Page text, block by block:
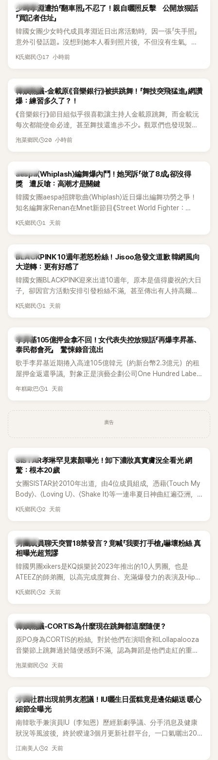
K-POP
少時孝淵遭拍「翻車照」不忍了！親自曬照反擊 公開放狠話
「買記者住址」
韓國女團少女時代成員孝淵近日出席活動時，因一張「失手照」
意外引發話題。沒想到她本人看到照片後，不但沒有生氣，反
而親自把照片放上IG限時動態開玩笑，甚至幽默喊話要「買記者
K氏鄉民 17 小時前
熱議討論
韓娛熱議-金載原《音樂銀行》被拱跳舞！「舞技突飛猛進」網讚
爆：練習多久了？！
《音樂銀行》節目組似乎很喜歡讓主持人金載原跳舞，而金載沅
每次都能使命必達，甚至舞技還進步不少。觀眾們也發現製作
單位對此樂此不疲。
泡菜鄉民 20 小時前
K-POP
aespa〈Whiplash〉編舞爆內鬥！她哭訴「做了8成」卻沒得
獎 遭反嗆：高潮才是關鍵
韓國女團aespa招牌歌曲〈Whiplash〉近日爆出編舞功勞之爭！
知名編舞家Renan在Mnet新節目《Street World Fighter：
Directors' War》預告中，公開談及自己在〈Whiplash〉編舞上的
K氏鄉民 1 天前
K-POP
BLACKPINK 10週年惹怒粉絲！Jisoo急發文道歉 韓網風向
大逆轉：更有好感了
韓國女團BLACKPINK迎來出道10週年，原本是值得慶祝的大日
子，卻因官方活動安排引發粉絲不滿，甚至傳出有人持高爾夫
球桿到YG娛樂大樓鬧事。Jisoo今（8日）也親自發文向BLINK
K氏鄉民 1 天前
韓星
李昇基105億押金拿不回！女代表失控放狠話「再爆李昇基、
泰民都會死」 驚悚錄音流出
歌手李昇基近期捲入高達105億韓元（約新台幣2.3億元）的租
屋押金返還爭議，對象正是演藝企劃公司One Hundred Label
代表車佳媛(차가원)。如今事件再掀風波，YouTuber李鎮浩公開
年糕歐巴 1 天前
廣告
K-POP
SISTAR孝琳罕見素顏曝光！卸下濃妝真實膚況全看光 網
驚：根本20歲
女團SISTAR於2010年出道，由4位成員組成，憑藉〈Touch My
Body〉、〈Loving U〉、〈Shake It〉等一連串夏日神曲紅遍亞洲，
獲封「夏日女王」。不過，團體在出道滿7年後宣布解散，成員各
不僅展現兩人多年不變的好交情，她幾乎素顏入鏡的真實模
樣，也意外掀起網友熱議。
K氏鄉民 2 天前
K-POP
男團成員聊天突冒18禁發言？竟喊「我要打手槍」嚇壞粉絲 真
相曝光超荒謬
韓國男團xikers是KQ娛樂於2023年推出的10人男團，也是
ATEEZ的師弟團，以高完成度舞台、充滿爆發力的表演及Hip-
Hop風格聞名，出道後迅速累積大批海內外粉絲，近年也陸續
K氏鄉民 2 天前
熱議討論
韓娛熱議-CORTIS為什麼現在跳舞都這麼隨便？
原PO身為CORTIS的粉絲，對於他們在演唱會和Lollapalooza
音樂節上跳舞過於隨便感到不滿，認為舞蹈是他們走紅的重要
原因，希望他們能更認真地表演。
泡菜鄉民 2 天前
韓星
才因社群出現前男友惹議！IU曬生日蛋糕竟是邊佑錫送 暖心
細節全曝光
南韓歌手兼演員IU（李知恩）歷經新劇爭議、分手消息及健康
狀況等風波後，終於睽違3個月更新社群平台，一口氣曬出20
張近況照，讓大批粉絲又驚又喜。其中，一張生日蛋糕照意外
江南美人 2 天前